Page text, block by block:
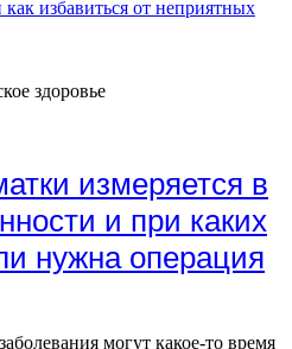
избавиться от неприятных
здоровье
измеряется в
и при каких
нужна операция
могут какое-то время